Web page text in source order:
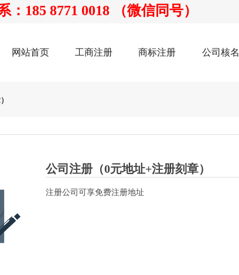
：185 8771 0018 （微信同号）
网站首页 工商注册 商标注册 公司核名
公司注册（0元地址+注册刻章）
注册公司可享免费注册地址